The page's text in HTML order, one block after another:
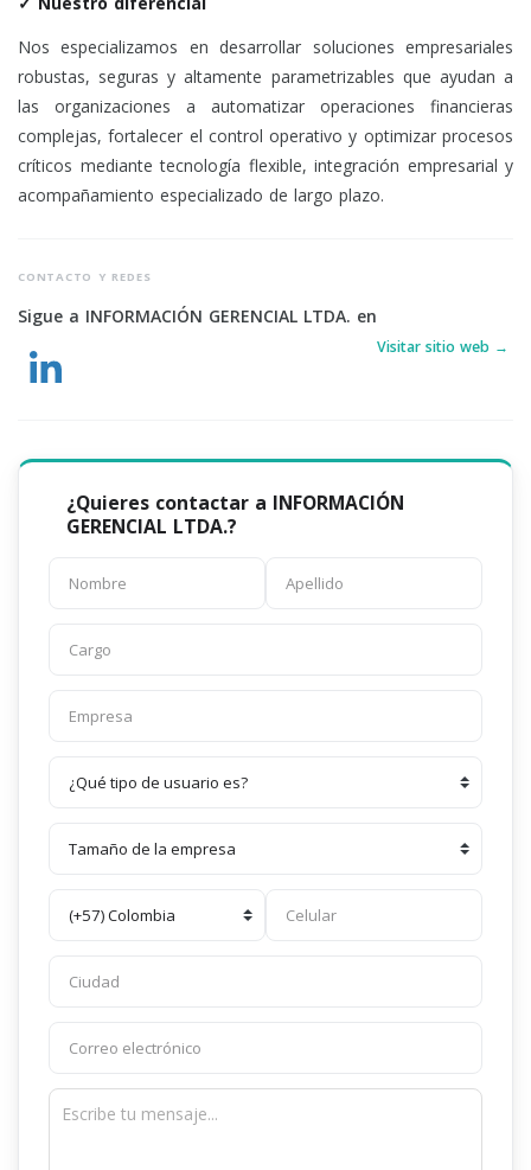
Nos especializamos en desarrollar soluciones empresariales
robustas, seguras y altamente parametrizables que ayudan a
las organizaciones a automatizar operaciones financieras
complejas, fortalecer el control operativo y optimizar procesos
críticos mediante tecnología flexible, integración empresarial y
acompañamiento especializado de largo plazo.
CONTACTO Y REDES
Sigue a INFORMACIÓN GERENCIAL LTDA. en
Visitar sitio web →
¿Quieres contactar a INFORMACIÓN
GERENCIAL LTDA.?